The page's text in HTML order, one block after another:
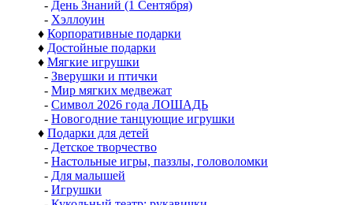
- День Знаний (1 Сентября)
- Хэллоуин
♦ Корпоративные подарки
♦ Достойные подарки
♦ Мягкие игрушки
- Зверушки и птички
- Мир мягких медвежат
- Символ 2026 года ЛОШАДЬ
- Новогодние танцующие игрушки
♦ Подарки для детей
- Детское творчество
- Настольные игры, паззлы, головоломки
- Для малышей
- Игрушки